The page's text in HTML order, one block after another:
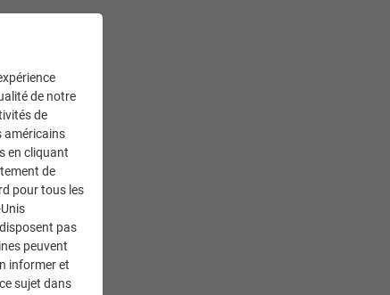
de notre
de
américains
en cliquant
de
pour tous les
pas
peuvent
informer et
sujet dans